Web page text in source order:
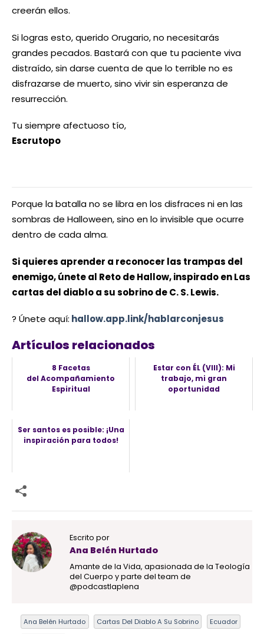
creerán ellos.
Si logras esto, querido Orugario, no necesitarás
grandes pecados. Bastará con que tu paciente viva
distraído, sin darse cuenta de que lo terrible no es
disfrazarse de muerto, sino vivir sin esperanza de
resurrección.
Tu siempre afectuoso tío,
Escrutopo
Porque la batalla no se libra en los disfraces ni en las
sombras de Halloween, sino en lo invisible que ocurre
dentro de cada alma.
Si quieres aprender a reconocer las trampas del
enemigo,únete al Reto de Hallow, inspirado en Las
cartas del diablo a su sobrino de C. S. Lewis.
? Únete aquí: hallow.app.link/hablarconjesus
Artículos relacionados
8 Facetas
del Acompañamiento
Espiritual
Estar con ÉL (VIII): Mi
trabajo, mi gran
oportunidad
Ser santos es posible: ¡Una
inspiración para todos!
Escrito por
Ana Belén Hurtado
Amante de la Vida, apasionada de la Teología
del Cuerpo y parte del team de
@podcastlaplena
Ana Belén Hurtado Cartas Del Diablo A Su Sobrino Ecuador